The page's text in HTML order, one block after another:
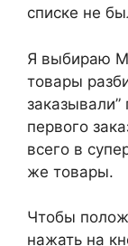
списке не
Я выбираю
товары
первого
всего в
же товары.
Чтобы
нажать на